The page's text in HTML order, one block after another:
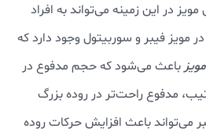
در این زمینه می‌تواند به افراد
مویز فیبر و سوربیتول وجود دارد که
باعث می‌شود که حجم مدفوع در
مدفوع راحت‌تر در روده بزرگ
می‌تواند باعث افزایش حرکات روده